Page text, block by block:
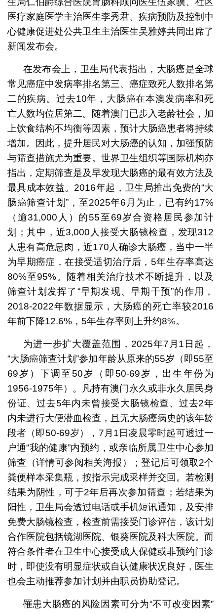
医疗家庭医学主治医生李秀君、疾病预防及控制中
心健康促进处公共卫生主治医生吴雅婷共同出席了
新闻发布会。
在发布会上，卫生局代表指出，大肠癌是全球
常见癌症中发病率排名第三、癌症致死人数排名第
二的疾病。过去10年，大肠癌在本澳发病率和死
亡人数均位居第二。随着澳门已步入老龄社会，加
上饮食结构不均衡等因素，预计大肠癌患者将持续
增加。因此，提升居民对大肠癌的认知，加强预防
与筛查措施尤为重要。世界卫生组织等国际机构亦
指出，定期筛查是及早发现大肠癌的最有效方法及
最具成本效益。2016年起，卫生局推出免费的“大
肠癌筛查计划”，至2025年6月为止，已有约17%
（逾31,000人）的55至69岁合资格居民参加计
划；其中，近3,000人接受大肠镜检查，发现312
人患有高危息肉，近170人确诊大肠癌，当中一半
为早期癌症，在接受适切治疗后，5年生存率高达
80%至95%。随着相关治疗技术不断提升，以及
筛查计划发挥了“早期发现、早期干预”的作用，
2018-2022年数据显示，大肠癌的死亡率较2016
年前下降12.6%，5年生存率则上升约8%。
为进一步扩大覆盖范围，2025年7月1日起，
“大肠癌筛查计划”参加年龄从原来的55岁（即55至
69岁）下调至50岁（即50-69岁，出生年份为
1956-1975年）。凡持有澳门永久或非永久居民身
份证、过去5年内未曾接受大肠镜检查、过去2年
内未进行大便潜血检查，且无大肠癌病史的该年龄
段者（即50-69岁），7月1日凌晨零时起可透过一
户通“我的健康”内预约，或亲临所属卫生中心参加
筛查（详情可参阅相关海报）；登记后可领取2个
粪便样本采集瓶，按指示完成采样并交回。若检测
结果为阴性，可于2年后再次参加筛查；若结果为
阳性，卫生局会透过电话或手机短讯通知，及安排
免费大肠镜检查，检查前需接受门诊评估，该计划
合作医院包括镜湖医院、银葵医院及科大医院。而
符合条件者在卫生中心接受成人保健或非预约门诊
时，即使没有明显症状或自认健康状况良好，医生
也会主动推荐参加计划并由职员协助登记。
罹患大肠癌的风险因素可分为“不可改变因素”